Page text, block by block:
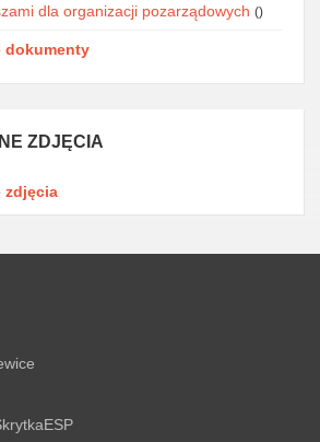
dla organizacji pozarządowych ()
dokumenty
ZDJĘCIA
zdjęcia